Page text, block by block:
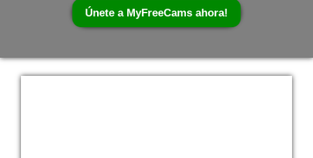
Únete a MyFreeCams ahora!